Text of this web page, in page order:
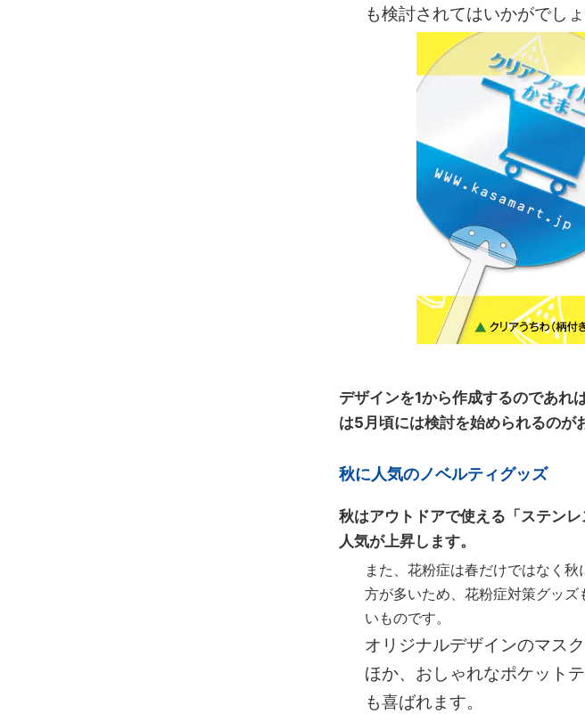
も検討されてはいかがでしょ
デザインを1から作成するのであれ
は5月頃には検討を始められるのが
秋に人気のノベルティグッズ
秋はアウトドアで使える「ステン
人気が上昇します。
また、花粉症は春だけではなく秋
方が多いため、花粉症対策グッズ
いものです。
オリジナルデザインのマス
ほか、おしゃれなポケット
も喜ばれます。